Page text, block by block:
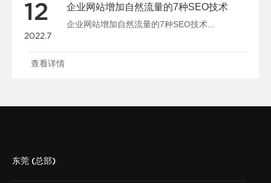
12
2022.7
企业网站增加自然流量的7种SEO技术
企业网站增加自然流量的7种SEO技术...
查看详情
东莞 (总部)